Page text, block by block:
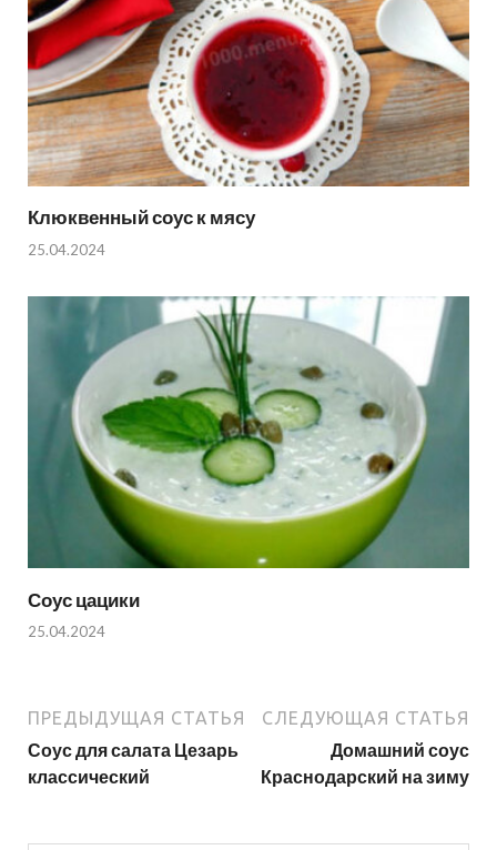
Клюквенный соус к мясу
25.04.2024
Соус цацики
25.04.2024
ПРЕДЫДУЩАЯ СТАТЬЯ
Соус для салата Цезарь
классический
СЛЕДУЮЩАЯ СТАТЬЯ
Домашний соус
Краснодарский на зиму